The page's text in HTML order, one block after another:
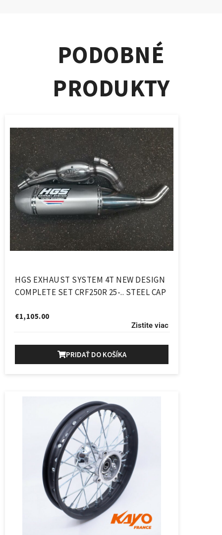
PODOBNÉ
PRODUKTY
HGS EXHAUST SYSTEM 4T NEW DESIGN
COMPLETE SET CRF250R 25-.. STEEL CAP
€1,105.00
Zistite viac
PRIDAŤ DO KOŠÍKA